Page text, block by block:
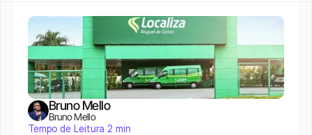
Bruno Mello
Bruno Mello
Tempo de Leitura 2 min